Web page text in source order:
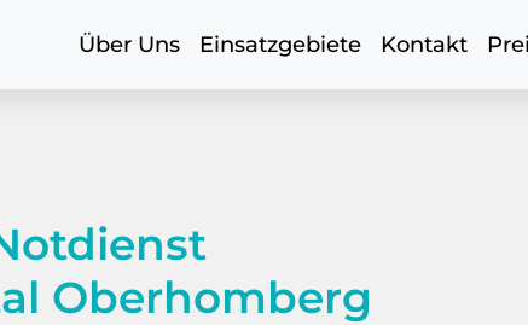
Über Uns Einsatzgebiete Kontakt
Oberhomberg